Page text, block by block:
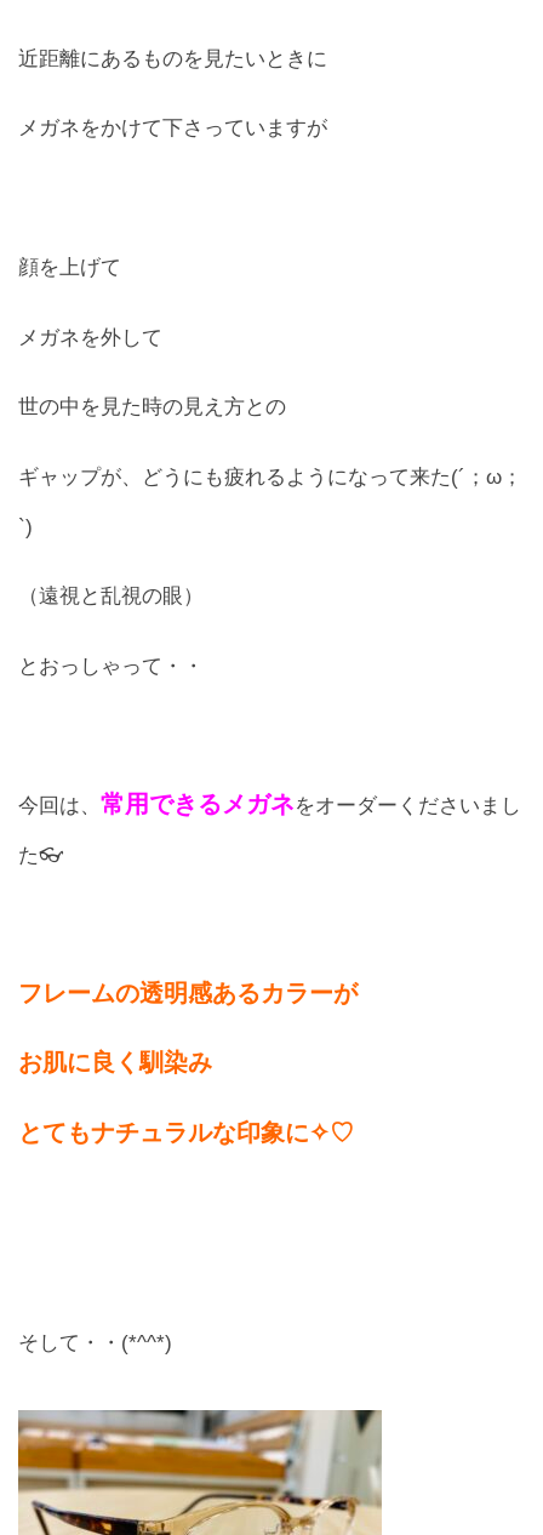
近距離にあるものを見たいときに
メガネをかけて下さっていますが
顔を上げて
メガネを外して
世の中を見た時の見え方との
ギャップが、どうにも疲れるようになって来た(´；ω；
`)
（遠視と乱視の眼）
とおっしゃって・・
今回は、 常用できるメガネをオーダーくださいまし
た👓
フレームの透明感あるカラーが
お肌に良く馴染み
とてもナチュラルな印象に✧♡
そして・・(*^^*)